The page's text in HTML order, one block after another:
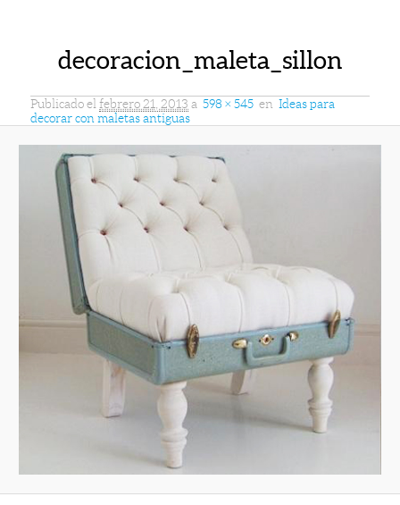
decoracion_maleta_sillon
Publicado el febrero 21, 2013 a 598 × 545 en Ideas para
decorar con maletas antiguas